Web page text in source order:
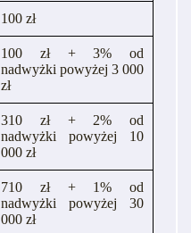
100 zł
100 zł + 3% od
nadwyżki powyżej 3 000
zł
310 zł + 2% od
nadwyżki powyżej 10
000 zł
710 zł + 1% od
nadwyżki powyżej 30
000 zł